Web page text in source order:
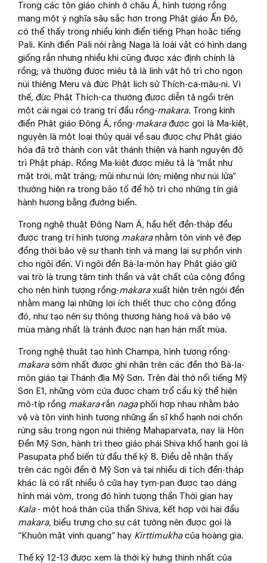
Trong các tôn giáo chính ở châu Á, hình tượng rồng
mang một ý nghĩa sâu sắc hơn trong Phật giáo Ấn Độ,
có thể thấy trong nhiều kinh điển tiếng Phạn hoặc tiếng
Pali. Kinh điển Pali nói rằng Naga là loài vật có hình dạng
giống rắn nhưng nhiều khi cũng được xác định chính là
rồng; và thường được miêu tả là linh vật hộ trì cho ngọn
núi thiêng Meru và đức Phật lịch sử Thích-ca-mâu-ni. Vì
thế, đức Phật Thích-ca thường được diễn tả ngồi trên
một cái ngai có trang trí đầu rồng-makara. Trong kinh
điển Phật giáo Đông Á, rồng-makarađược gọi là Ma-kiệt,
nguyên là một loại thủy quái về sau được chư Phật giáo
hóa đã trở thành con vật thánh thiện và hạnh nguyện độ
trì Phật pháp. Rồng Ma-kiệt được miêu tả là “mắt như
mặt trời, mặt trăng; mũi như núi lớn; miệng như núi lửa”
thường hiện ra trong bão tố để hộ trì cho những tín giả
hành hương bằng đường biển.
Trong nghệ thuật Đông Nam Á, hầu hết đền-tháp đều
được trang trí hình tượng makaranhằm tôn vinh vẻ đẹp
đồng thời bảo vệ sự thanh tịnh và mang lại sự phồn vinh
cho ngôi đền. Vì ngôi đền Bà-la-môn hay Phật giáo giữ
vai trò là trung tâm tinh thần và vật chất của cộng đồng
cho nên hình tượng rồng-makaraxuất hiện trên ngôi đền
nhằm mang lại những lợi ích thiết thực cho cộng đồng
đó, như tạo nên sự thông thương hàng hoá và bảo vệ
mùa màng nhất là tránh được nạn hạn hán mất mùa.
Trong nghệ thuật tạo hình Champa, hình tượng rồng-
makarasớm nhất được ghi nhận trên các đền thờ Bà-la-
môn giáo tại Thánh địa Mỹ Sơn. Trên đài thờ nổi tiếng Mỹ
Sơn E1, những vòm cửa được chạm trổ cầu kỳ thể hiện
mô-típ rồng makara-rắn nagaphối hợp nhau nhằm bảo
vệ và tôn vinh hình tượng những ẩn sĩ khổ hạnh nơi chốn
rừng sâu trong ngọn núi thiêng Mahaparvata, nay là Hòn
Đền Mỹ Sơn, hành trì theo giáo phái Shiva khổ hạnh gọi là
Pasupata phổ biến từ đầu thế kỷ 8. Điều dễ nhận thấy
trên các ngôi đền ở Mỹ Sơn và tại nhiều di tích đền-tháp
khác là có rất nhiều ô cửa hay tym-pan được tạo dáng
hình mái vòm, trong đó hình tượng thần Thời gian hay
Kala- một hoá thân của thần Shiva, kết hợp với hai đầu
makara, biểu trưng cho sự cát tường nên được gọi là
“Khuôn mặt vinh quang” hay Kirttimukhacủa hoàng gia.
Thế kỷ 12-13 được xem là thời kỳ hưng thịnh nhất của